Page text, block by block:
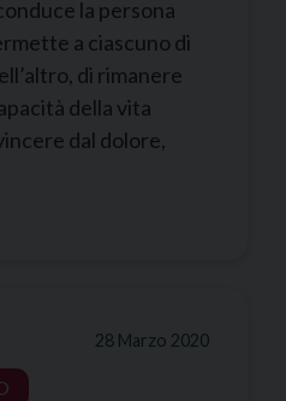
la persona
a ciascuno di
di rimanere
della vita
dal dolore,
28 Marzo 2020